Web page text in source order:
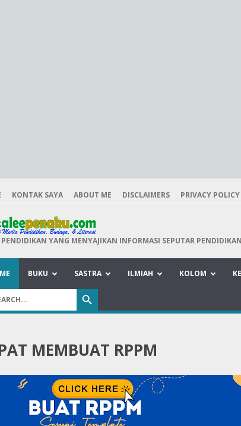
KONTAK SAYA ABOUT ME DISCLAIMERS PRIVACY POLICY
YANG MENYAJIKAN INFORMASI SEPUTAR
BUKU SASTRA ILMIAH KOLOM
MEMBUAT RPPM